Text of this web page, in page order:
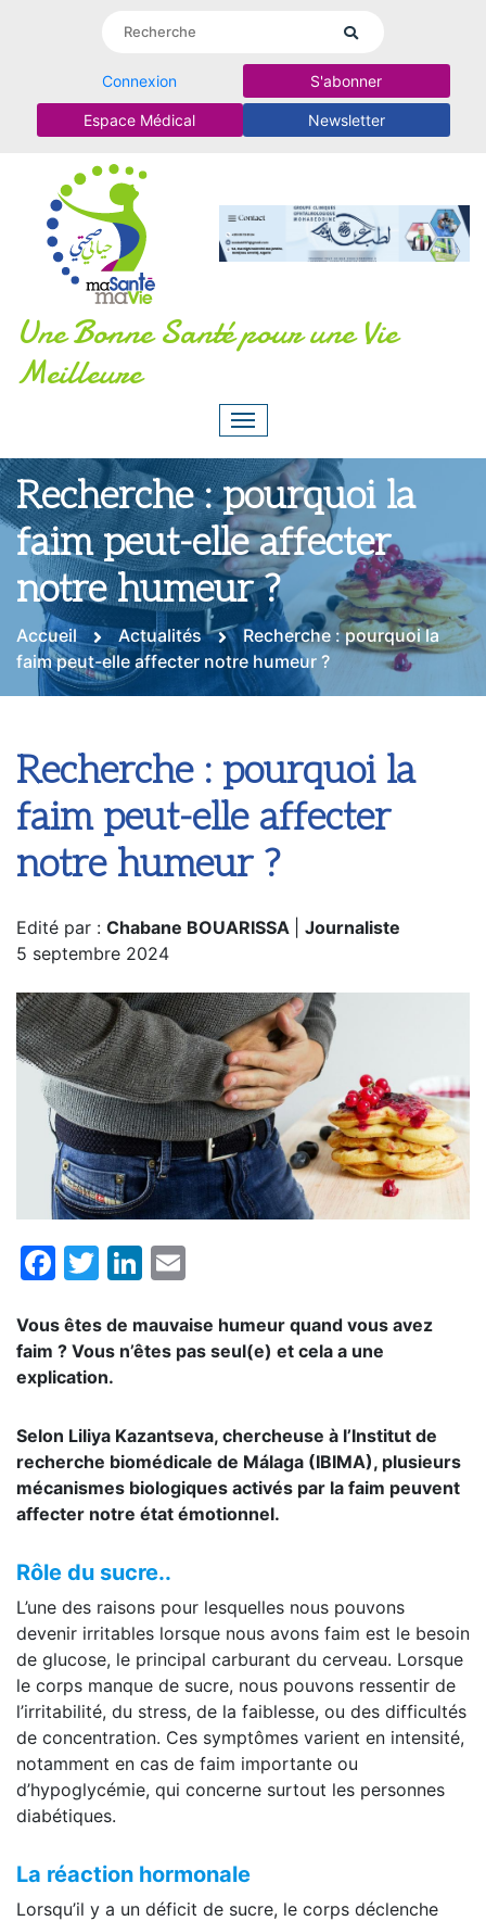
Connexion S'abonner
Espace Médical Newsletter
Une Bonne Santé pour une Vie
Meilleure
Recherche : pourquoi la
faim peut-elle affecter
notre humeur ?
Accueil Actualités
Recherche : pourquoi la
faim peut-elle affecter notre humeur ?
Recherche : pourquoi la
faim peut-elle affecter
notre humeur ?
Edité par : Chabane BOUARISSA
Journaliste
5 septembre 2024
Facebook
TwitterLinkedIn
Vous êtes de mauvaise humeur quand vous avez
faim ? Vous n’êtes pas seul(e) et cela a une
explication.
Selon Liliya Kazantseva, chercheuse à l’Institut de
recherche biomédicale de Málaga (IBIMA), plusieurs
mécanismes biologiques activés par la faim peuvent
affecter notre état émotionnel.
Rôle du sucre..
L’une des raisons pour lesquelles nous pouvons
devenir irritables lorsque nous avons faim est le besoin
de glucose, le principal carburant du cerveau. Lorsque
le corps manque de sucre, nous pouvons ressentir de
l’irritabilité, du stress, de la faiblesse, ou des difficultés
de concentration. Ces symptômes varient en intensité,
notamment en cas de faim importante ou
d’hypoglycémie, qui concerne surtout les personnes
diabétiques.
La réaction hormonale
Lorsqu’il y a un déficit de sucre, le corps déclenche